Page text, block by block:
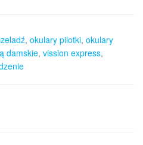
, okulary pilotki, okulary
damskie, vission express,